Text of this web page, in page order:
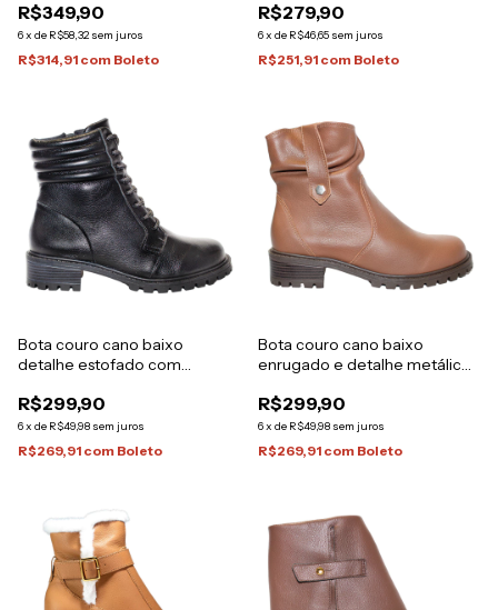
R$349,90
6x de R$58,32 sem juros
R$314,91 com Boleto
R$279,90
6x de R$46,65 sem juros
R$251,91 com Boleto
Bota couro cano baixo
detalhe estofado com
R$299,90
6x de R$49,98 sem juros
R$269,91 com Boleto
Bota couro cano baixo
enrugado e detalhe metálico
R$299,90
6x de R$49,98 sem juros
R$269,91 com Boleto